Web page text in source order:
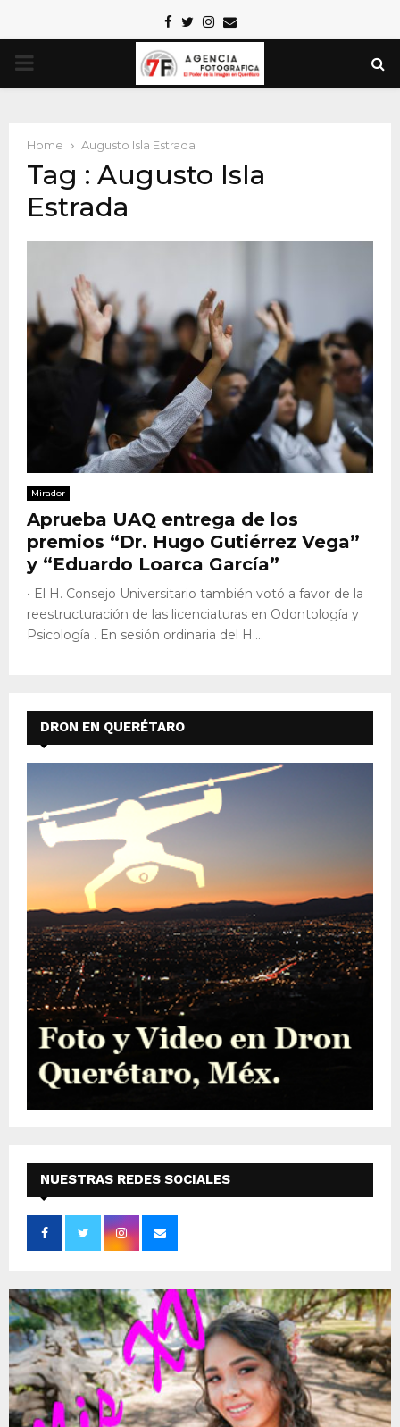
Facebook
TwitterInstagram
Email
PRIMARY
Home Augusto Isla Estrada
Tag : Augusto Isla
Estrada
Mirador
Aprueba UAQ entrega de los
premios “Dr. Hugo Gutiérrez Vega”
y “Eduardo Loarca García”
• El H. Consejo Universitario también votó a favor de la
reestructuración de las licenciaturas en Odontología y
Psicología . En sesión ordinaria del H....
DRON EN QUERÉTARO
NUESTRAS REDES SOCIALES